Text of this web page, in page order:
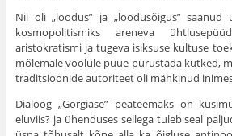
Nii oli „loodus” ja „loodusõigus”
kosmopoli­tismiks areneva
aristokratismi ja tugeva isiksuse kultuse
mõlemale voolule püüe purustada kütked,
traditsioonide autoriteet oli mähkinud
Dialoog „Gorgiase” peateemaks on
eluviis? ja ühenduses sellega tuleb seal